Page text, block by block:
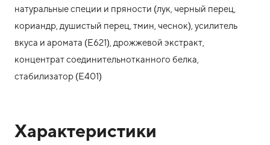
натуральные специи и пряности (лук, черный перец,
кориандр, душистый перец, тмин, чеснок), усилитель
вкуса и аромата (Е621), дрожжевой экстракт,
концентрат соединительнотканного белка,
стабилизатор (Е401)
Характеристики